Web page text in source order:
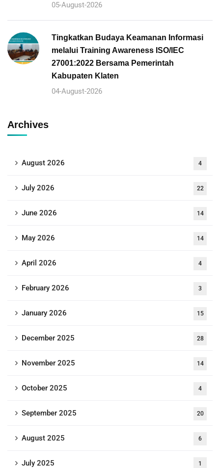
05-August-2026
Tingkatkan Budaya Keamanan Informasi
melalui Training Awareness ISO/IEC
27001:2022 Bersama Pemerintah
Kabupaten Klaten
04-August-2026
Archives
August 2026 4
July 2026 22
June 2026 14
May 2026 14
April 2026 4
February 2026 3
January 2026 15
December 2025 28
November 2025 14
October 2025 4
September 2025 20
August 2025 6
July 2025 1